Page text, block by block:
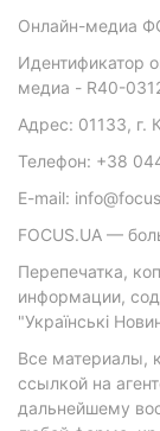
Онлайн-медиа
Идентификатор
медиа - R40-
Адрес: 01133, г.
Телефон: +38
E-mail:
FOCUS.UA —
Перепечатка,
информации,
"Українські
Все материалы,
ссылкой на
дальнейшему